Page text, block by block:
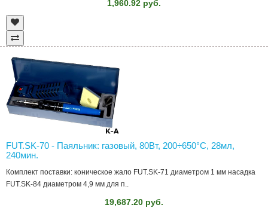
1,960.92 руб.
FUT.SK-70 - Паяльник: газовый, 80Вт, 200÷650°C, 28мл,
240мин.
Комплект поставки: коническое жало FUT.SK-71 диаметром 1 мм насадка
FUT.SK-84 диаметром 4,9 мм для п..
19,687.20 руб.